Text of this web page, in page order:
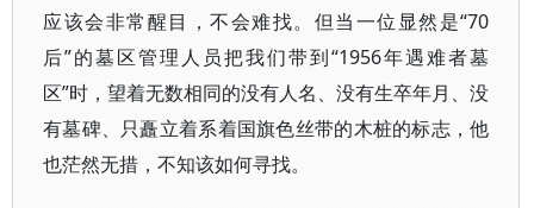
应该会非常醒目，不会难找。但当一位显然是“70
后”的墓区管理人员把我们带到“1956年遇难者墓
区”时，望着无数相同的没有人名、没有生卒年月、没
有墓碑、只矗立着系着国旗色丝带的木桩的标志，他
也茫然无措，不知该如何寻找。